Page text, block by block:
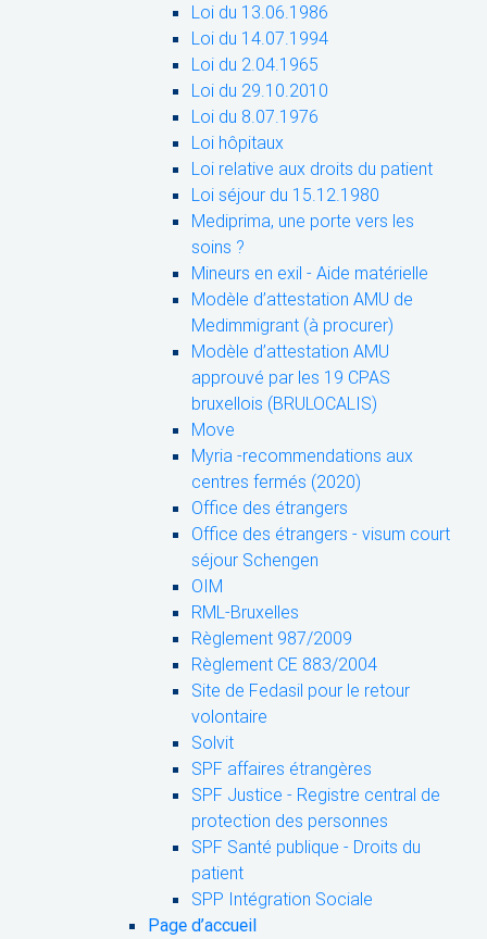
Loi du 13.06.1986
Loi du 14.07.1994
Loi du 2.04.1965
Loi du 29.10.2010
Loi du 8.07.1976
Loi hôpitaux
Loi relative aux droits du patient
Loi séjour du 15.12.1980
Mediprima, une porte vers les
soins ?
Mineurs en exil - Aide matérielle
Modèle d’attestation AMU de
Medimmigrant (à procurer)
Modèle d’attestation AMU
approuvé par les 19 CPAS
bruxellois (BRULOCALIS)
Move
Myria -recommendations aux
centres fermés (2020)
Office des étrangers
Office des étrangers - visum court
séjour Schengen
OIM
RML-Bruxelles
Règlement 987/2009
Règlement CE 883/2004
Site de Fedasil pour le retour
volontaire
Solvit
SPF affaires étrangères
SPF Justice - Registre central de
protection des personnes
SPF Santé publique - Droits du
patient
SPP Intégration Sociale
Page d’accueil